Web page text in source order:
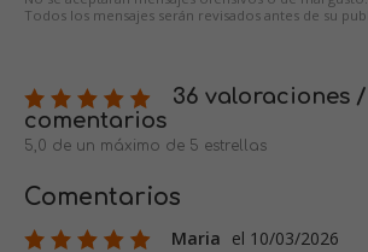
Todos los mensajes serán revisados antes de su
36 valoraciones /
comentarios
5,0 de un máximo de 5 estrellas
Comentarios
Maria el 10/03/2026